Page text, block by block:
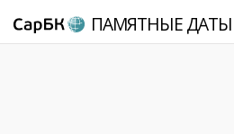
ПАМЯТНЫЕ ДАТЫ